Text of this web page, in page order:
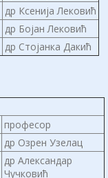
др Ксенија Лековић
др Бојан Лековић
др Стојанка Дакић
професор
др Озрен Узелац
др Александар
Чучковић